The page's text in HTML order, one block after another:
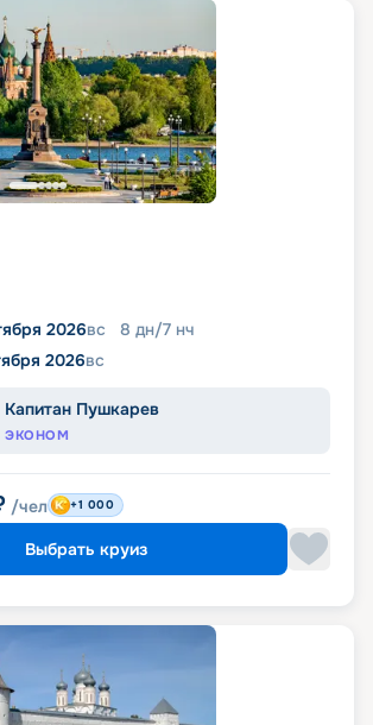
2026вс 8 дн/7 нч
2026вс
Капитан Пушкарев
ЭКОНОМ
/чел +1 000
Выбрать круиз